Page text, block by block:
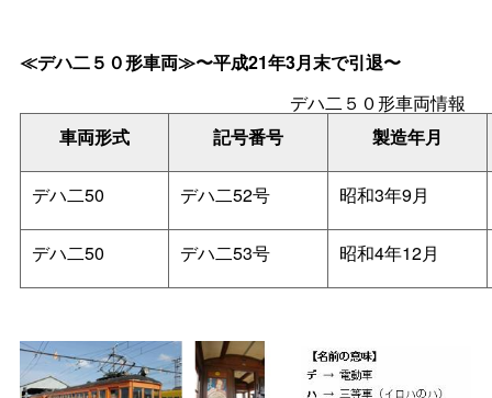
≪デハ二５０形車両≫〜平成21年3月末で引退〜
車両形式 記号番号 製造年月
デハ二５０形車両情報
デハ二50 デハ二52号 昭和3年9月
デハ二50 デハ二53号 昭和4年12月